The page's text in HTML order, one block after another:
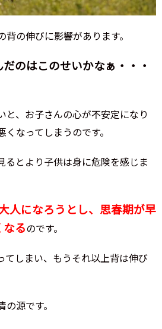
の伸びに影響があります。
のはこのせいかなぁ・・・
と、お子さんの心が不安定になり
なってしまうのです。
るとより子供は身に危険を感じま
人になろうとし、思春期が早
なるのです。
てしまい、もうそれ以上背は伸び
源です。